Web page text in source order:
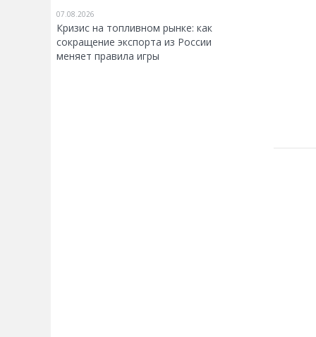
07.08.2026
Кризис на топливном рынке: как
сокращение экспорта из России
меняет правила игры